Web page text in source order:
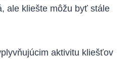
ale​ kliešte môžu byť stále
aktivitu kliešťov